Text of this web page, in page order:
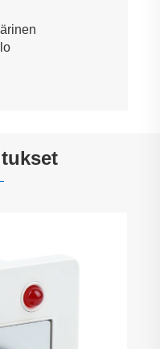
tarkoitus?